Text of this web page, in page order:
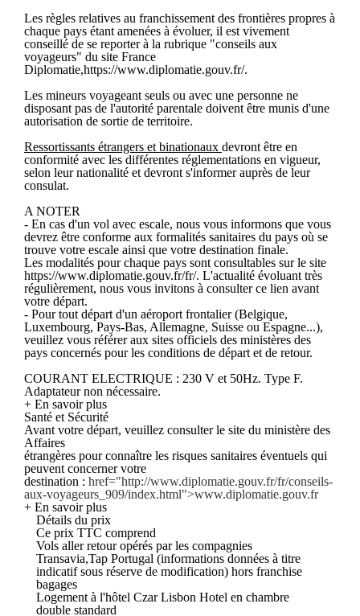
Les règles relatives au franchissement des frontières propres à
chaque pays étant amenées à évoluer, il est vivement
conseillé de se reporter à la rubrique "conseils aux
voyageurs" du site France
Diplomatie,https://www.diplomatie.gouv.fr/.
Les mineurs voyageant seuls ou avec une personne ne
disposant pas de l'autorité parentale doivent être munis d'une
autorisation de sortie de territoire.
Ressortissants étrangers et binationaux devront être en
conformité avec les différentes réglementations en vigueur,
selon leur nationalité et devront s'informer auprès de leur
consulat.
A NOTER
- En cas d'un vol avec escale, nous vous informons que vous
devrez être conforme aux formalités sanitaires du pays où se
trouve votre escale ainsi que votre destination finale.
Les modalités pour chaque pays sont consultables sur le site
https://www.diplomatie.gouv.fr/fr/. L'actualité évoluant très
régulièrement, nous vous invitons à consulter ce lien avant
votre départ.
- Pour tout départ d'un aéroport frontalier (Belgique,
Luxembourg, Pays-Bas, Allemagne, Suisse ou Espagne...),
veuillez vous référer aux sites officiels des ministères des
pays concernés pour les conditions de départ et de retour.
COURANT ELECTRIQUE : 230 V et 50Hz. Type F.
Adaptateur non nécessaire.
+ En savoir plus
Santé et Sécurité
Avant votre départ, veuillez consulter le site du ministère des
Affaires
étrangères pour connaître les risques sanitaires éventuels qui
peuvent concerner votre
destination : href="http://www.diplomatie.gouv.fr/fr/conseils-
aux-voyageurs_909/index.html">www.diplomatie.gouv.fr
+ En savoir plus
Détails du prix
Ce prix TTC comprend
Vols aller retour opérés par les compagnies
Transavia,Tap Portugal (informations données à titre
indicatif sous réserve de modification) hors franchise
bagages
Logement à l'hôtel Czar Lisbon Hotel en chambre
double standard